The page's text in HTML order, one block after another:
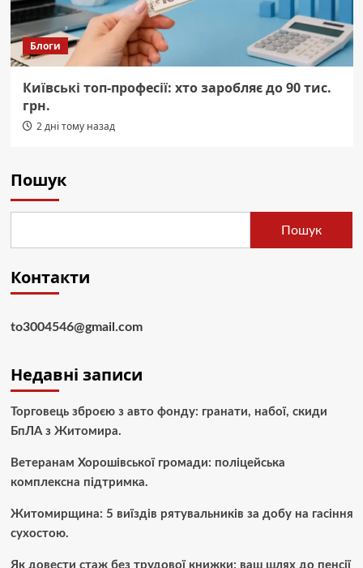
Блоги
Київські топ-професії: хто заробляє до 90 тис.
грн.
2 дні тому назад
Пошук
Пошук
Контакти
to3004546@gmail.com
Недавні записи
Торговець зброєю з авто фонду: гранати, набої, скиди
БпЛА з Житомира.
Ветеранам Хорошівської громади: поліцейська
комплексна підтримка.
Житомирщина: 5 виїздів рятувальників за добу на гасіння
сухостою.
Як довести стаж без трудової книжки: ваш шлях до пенсії